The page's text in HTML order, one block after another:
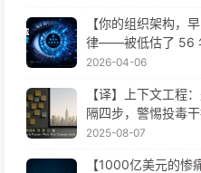
【你的组织架构，
律——被低估了 56
程变革——慢慢学
2026-04-06
【译】上下文工程
隔四步，警惕投毒
慢慢学AI170
2025-08-07
【1000亿美元的惨